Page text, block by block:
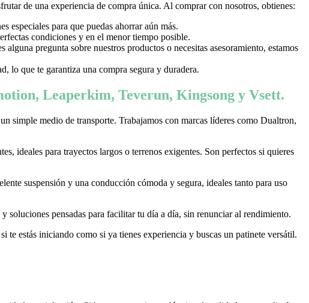
de una experiencia de compra única. Al comprar con nosotros, obtienes:
especiales para que puedas ahorrar aún más.
condiciones y en el menor tiempo posible.
pregunta sobre nuestros productos o necesitas asesoramiento, estamos
lo que te garantiza una compra segura y duradera.
Leaperkim, Teverun, Kingsong y Vsett.
simple medio de transporte. Trabajamos con marcas líderes como Dualtron,
ideales para trayectos largos o terrenos exigentes. Son perfectos si quieres
suspensión y una conducción cómoda y segura, ideales tanto para uso
pensadas para facilitar tu día a día, sin renunciar al rendimiento.
estás iniciando como si ya tienes experiencia y buscas un patinete versátil.